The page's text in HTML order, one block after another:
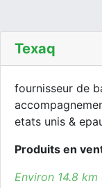
Texaq
fournisseur de
etats unis &
Produits en
Environ 14.8 km